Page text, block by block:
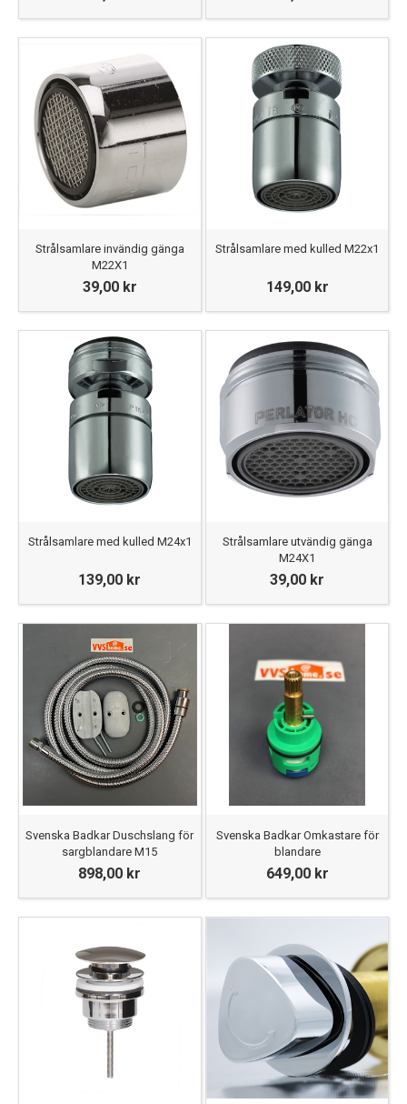
Strålsamlare invändig gänga
M22X1
39,00 kr
Strålsamlare med kulled M22x1
149,00 kr
Strålsamlare med kulled M24x1
139,00 kr
Strålsamlare utvändig gänga
M24X1
39,00 kr
Svenska Badkar Duschslang för
sargblandare M15
898,00 kr
Svenska Badkar Omkastare för
blandare
649,00 kr